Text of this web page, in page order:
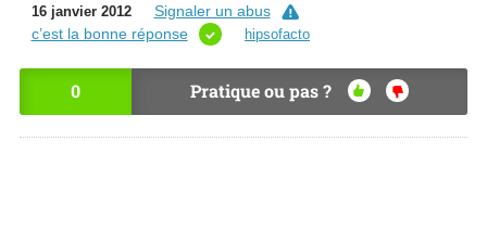
16 janvier 2012
Signaler un abus
c’est la bonne réponse
hipsofacto
0 Pratique ou pas ?
OU
I
NO